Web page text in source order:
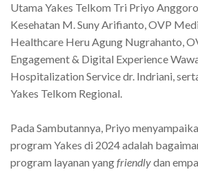
Utama Yakes Telkom Tri Priyo
Kesehatan M. Suny Arifianto, OVP
Healthcare Heru Agung Nugrahanto,
Engagement & Digital Experience
Hospitalization Service dr. Indriani,
Yakes Telkom Regional.
Pada Sambutannya, Priyo
program Yakes di 2024 adalah
program layanan yangfriendlydan